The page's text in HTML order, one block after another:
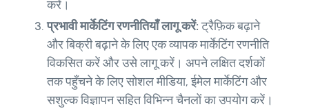
करें।
प्रभावी मार्केटिंग रणनीतियाँ लागू करें:ट्रैफ़िक बढ़ाने
और बिक्री बढ़ाने के लिए एक व्यापक मार्केटिंग रणनीति
विकसित करें और उसे लागू करें। अपने लक्षित दर्शकों
तक पहुँचने के लिए सोशल मीडिया, ईमेल मार्केटिंग और
सशुल्क विज्ञापन सहित विभिन्न चैनलों का उपयोग करें।